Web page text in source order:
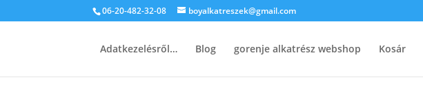
06-20-482-32-08 boyalkatreszek@gmail.com
Adatkezelésről… Blog gorenje alkatrész webshop Kosár